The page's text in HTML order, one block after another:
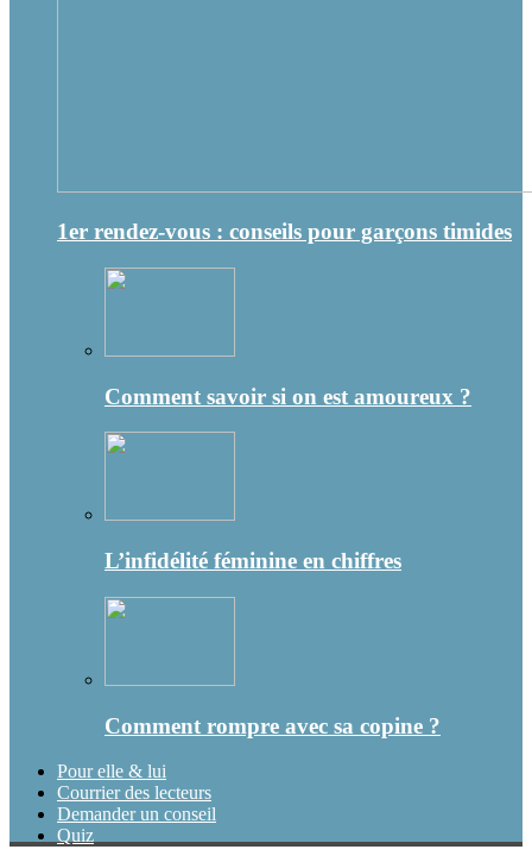
1er rendez-vous : conseils pour garçons timides
Comment savoir si on est amoureux ?
L’infidélité féminine en chiffres
Comment rompre avec sa copine ?
Pour elle & lui
Courrier des lecteurs
Demander un conseil
Quiz